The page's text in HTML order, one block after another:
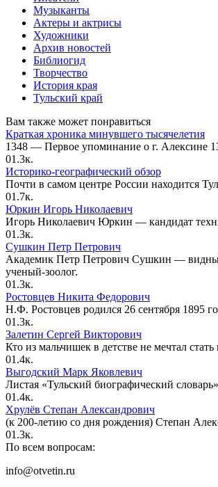
Музыканты
Актеры и актрисы
Художники
Архив новостей
Библиогид
Творчество
История края
Тульский край
Вам также может понравиться
Краткая хроника минувшего тысячелетия
1348 — Первое упоминание о г. Алексине
01.3к.
Историко-географический обзор
Почти в самом центре России находится
01.7к.
Юркин Игорь Николаевич
Игорь Николаевич Юркин — кандидат
01.3к.
Сушкин Петр Петрович
Академик Петр Петрович Сушкин —
ученый-зоолог.
01.3к.
Ростовцев Никита Федорович
Н.Ф. Ростовцев родился 26 сентября 1895
01.3к.
Залетин Сергей Викторович
Кто из мальчишек в детстве не мечтал
01.4к.
Выгодский Марк Яковлевич
Листая «Тульский биографический словарь»
01.4к.
Хрулёв Степан Александрович
(к 200-летию со дня рождения) Степан
01.3к.
По всем вопросам:
info@otvetin.ru